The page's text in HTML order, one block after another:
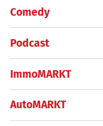
Comedy
Podcast
ImmoMARKT
AutoMARKT